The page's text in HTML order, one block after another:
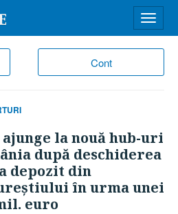
Cont
meniu
la nouă hub-uri
după deschiderea
depozit din
în urma unei
euro